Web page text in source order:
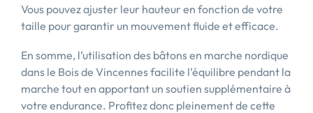
Vous pouvez ajuster leur hauteur en fonction de votre
taille pour garantir un mouvement fluide et efficace.
En somme, l’utilisation des bâtons en marche nordique
dans le Bois de Vincennes facilite l’équilibre pendant la
marche tout en apportant un soutien supplémentaire à
votre endurance. Profitez donc pleinement de cette